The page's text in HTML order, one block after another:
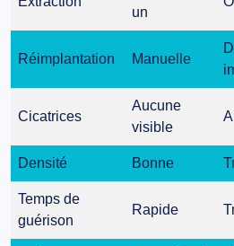
un
Réimplantation Manuelle
Cicatrices
Aucune
visible
Densité Bonne
Temps de
guérison
Rapide